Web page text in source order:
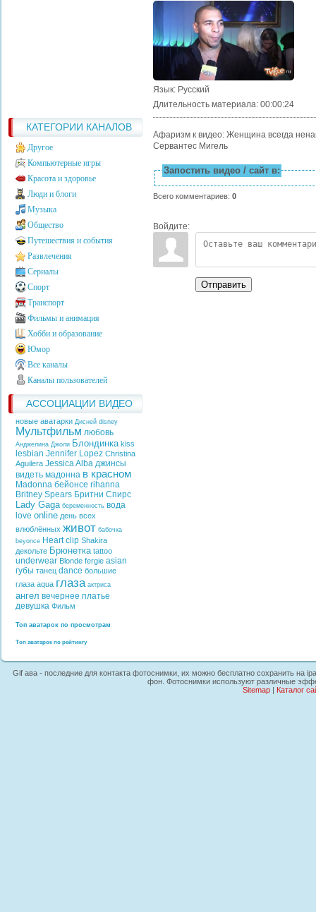
КАТЕГОРИИ КАНАЛОВ
Другое
Компьютерные игры
Красота и здоровье
Люди и блоги
Музыка
Общество
Путешествия и события
Развлечения
Сериалы
Спорт
Транспорт
Фильмы и анимация
Хобби и образование
Юмор
Все каналы
Каналы пользователей
АССОЦИАЦИИ ВИДЕО
новые аватарки Дисней disney
Мультфильм любовь
Анджелина Джоли Блондинка kiss
lesbian Jennifer Lopez Christina
Aguilera Jessica Alba джинсы
видеть мадонна в красном
Madonna бейонсе rihanna
Britney Spears Бритни Спирс
Lady Gaga беременность вода
love online день всех
влюблённых живот бабочка
beyonce Heart clip Shakira
декольте Брюнетка tattoo
underwear Blonde fergie asian
губы танец dance большие
глаза aqua глаза актриса
ангел вечернее платье
девушка Фильм
Топ аватарок по просмотрам
Топ аватарок по рейтингу
Язык: Русский
Длительность материала: 00:00:24
Афаризм к видео: Женщина всегда
Сервантес Мигель
Запостить видео / сайт в:
Всего комментариев: 0
Войдите:
Отправить
Gif ава - последние для контакта фотоснимки, их можно бесплатно сохранить на
фон. Фотоснимки используют различные
Sitemap| Каталог